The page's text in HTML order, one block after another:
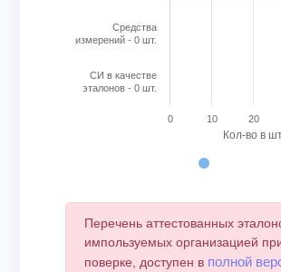
Кол-во в
Cредства
измерений - 0 шт.
СИ в качестве
эталонов - 0 шт.
0 10 20
Перечень аттестованных
импользуемых организацией
поверке, доступен в полной